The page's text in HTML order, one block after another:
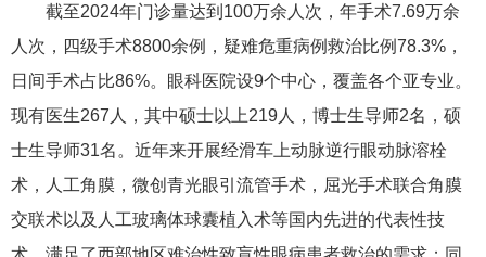
截至2024年门诊量达到100万余人次，年手术7.69万余
人次，四级手术8800余例，疑难危重病例救治比例78.3%，
日间手术占比86%。眼科医院设9个中心，覆盖各个亚专业。
现有医生267人，其中硕士以上219人，博士生导师2名，硕
士生导师31名。近年来开展经滑车上动脉逆行眼动脉溶栓
术，人工角膜，微创青光眼引流管手术，屈光手术联合角膜
交联术以及人工玻璃体球囊植入术等国内先进的代表性技